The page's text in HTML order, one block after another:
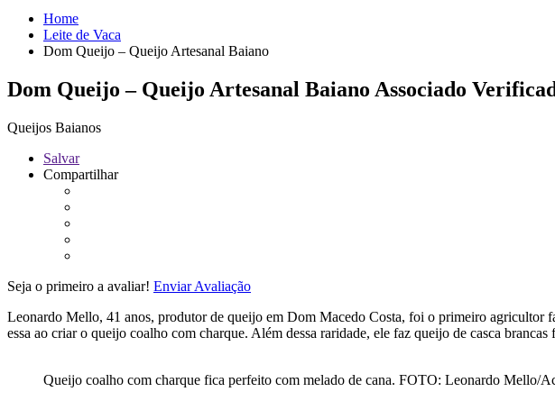
Home
Leite de Vaca
Dom Queijo – Queijo Artesanal Baiano
Dom Queijo – Queijo Artesanal Baiano Associado
Queijos Baianos
Salvar
Compartilhar
Seja o primeiro a avaliar! Enviar Avaliação
Leonardo Mello, 41 anos, produtor de queijo em Dom Macedo Costa, foi o primeiro
essa ao criar o queijo coalho com charque. Além dessa raridade, ele faz queijo de casca
Queijo coalho com charque fica perfeito com melado de cana. FOTO: Leonardo Mello/